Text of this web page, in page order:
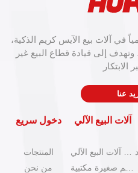
في آلات بيع الآيس كريم الذكية،
وتهدف إلى قيادة قطاع البيع غير
دخول سريع
المنتجات
من نحن
آلات البيع الآلي